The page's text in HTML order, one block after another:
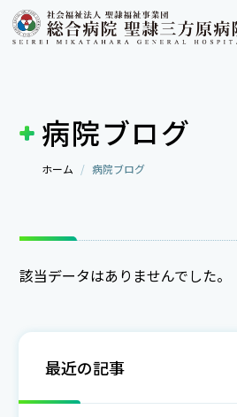
病院ブログ
ホーム 病院ブログ
該当データはありませんでした。
最近の記事